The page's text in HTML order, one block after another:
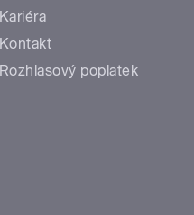
Kariéra
Kontakt
Rozhlasový poplatek